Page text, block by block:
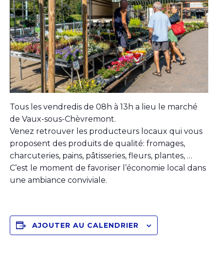
Tous les vendredis de 08h à 13h a lieu le marché
de Vaux-sous-Chèvremont.
Venez retrouver les producteurs locaux qui vous
proposent des produits de qualité: fromages,
charcuteries, pains, pâtisseries, fleurs, plantes, …
C’est le moment de favoriser l’économie local dans
une ambiance conviviale.
AJOUTER AU CALENDRIER